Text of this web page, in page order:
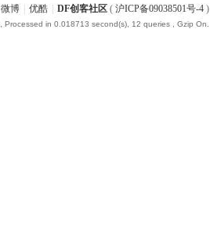
微博 优酷 DF创客社区 ( 沪ICP备09038501号-4 )
, Processed in 0.018713 second(s), 12 queries , Gzip On.